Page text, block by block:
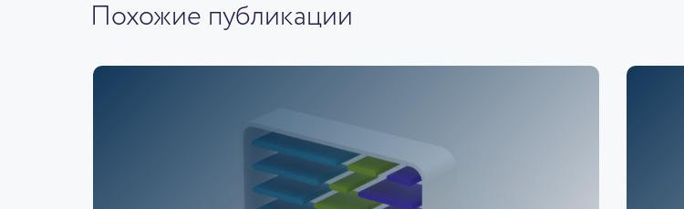
Похожие публикации